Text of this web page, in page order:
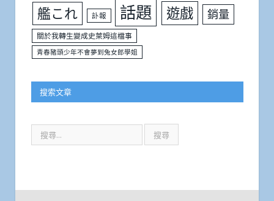
艦これ 訃報 話題 遊戲 銷量
關於我轉生變成史萊姆這檔事
青春豬頭少年不會夢到兔女郎學姐
搜索文章